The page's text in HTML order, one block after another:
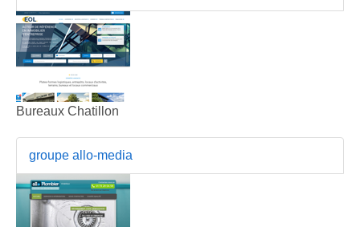
Bureaux Chatillon
groupe allo-media